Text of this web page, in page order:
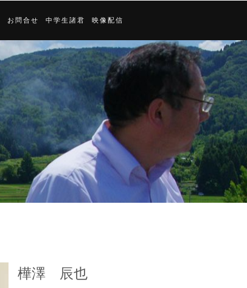
お問合せ 中学生諸君 映像配信
樺澤 辰也